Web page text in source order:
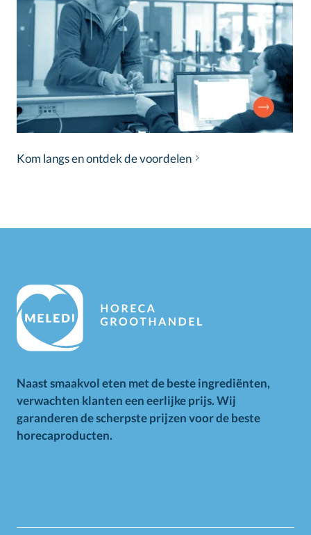
Kom langs en ontdek de voordelen
Naast smaakvol eten met de beste ingrediënten,
verwachten klanten een eerlijke prijs. Wij
garanderen de scherpste prijzen voor de beste
horecaproducten.